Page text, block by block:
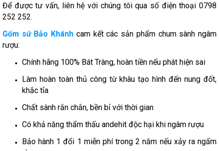
Để được tư vấn, liên hệ với chúng tôi qua số điện thoại 0798
252 252.
Gốm sứ Bảo Khánh cam kết các sản phẩm chum sành ngâm
rượu:
Chính hãng 100% Bát Tràng, hoàn tiền nếu phát hiện sai
Làm hoàn toàn thủ công từ khâu tạo hình đến nung đốt,
khắc tỉa
Chất sành rắn chắn, bền bỉ với thời gian
Có khả năng thẩm thấu andehit độc hại khi ngâm rượu
Bảo hành 1 đổi 1 miễn phí trong 2 năm nếu xảy ra ngấm